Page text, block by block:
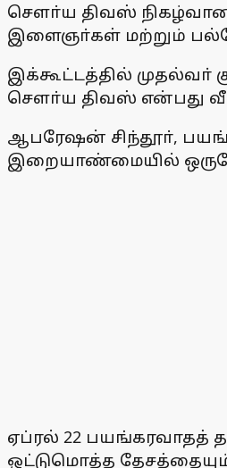
சௌா்ய திவஸ்
இளைஞா்கள் மற்றும்
இக்கூட்டத்தில் முதல்வா்
சௌா்ய திவஸ் என்பது
ஆபரேஷன் சிந்தூா்,
இறையாண்மையில்
ஏப்ரல் 22 பயங்கரவாதத்
ஒட்டுமொத்த